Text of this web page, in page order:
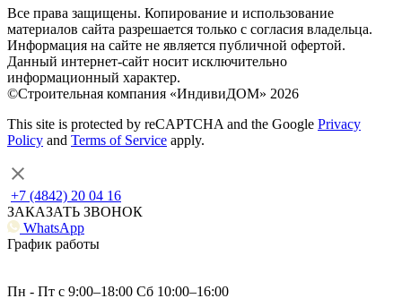
Все права защищены. Копирование и использование
материалов сайта разрешается только с согласия владельца.
Информация на сайте не является публичной офертой.
Данный интернет-сайт носит исключительно
информационный характер.
©Строительная компания «ИндивиДОМ» 2026
This site is protected by reCAPTCHA and the Google Privacy
Policy and Terms of Service apply.
+7 (4842) 20 04 16
ЗАКАЗАТЬ ЗВОНОК
WhatsApp
График работы
Пн - Пт с 9:00–18:00 Сб 10:00–16:00